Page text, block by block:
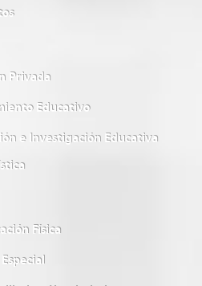
Privada
Educativo
e Investigación Educativa
Física